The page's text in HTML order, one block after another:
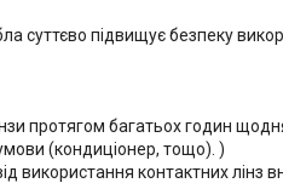
суттєво підвищує безпеку
протягом багатьох годин
(кондиціонер, тощо). )
використання контактних лінз